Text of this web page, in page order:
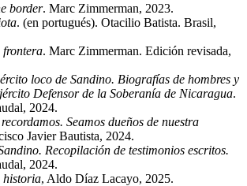
border. Marc Zimmerman, 2023.
. (en portugués). Otacilio Batista. Brasil,
frontera. Marc Zimmerman. Edición revisada,
loco de Sandino. Biografías de hombres y
Defensor de la Soberanía de Nicaragua.
2024.
Seamos dueños de nuestra
Javier Bautista, 2024.
Recopilación de testimonios escritos.
2024.
historia, Aldo Díaz Lacayo, 2025.